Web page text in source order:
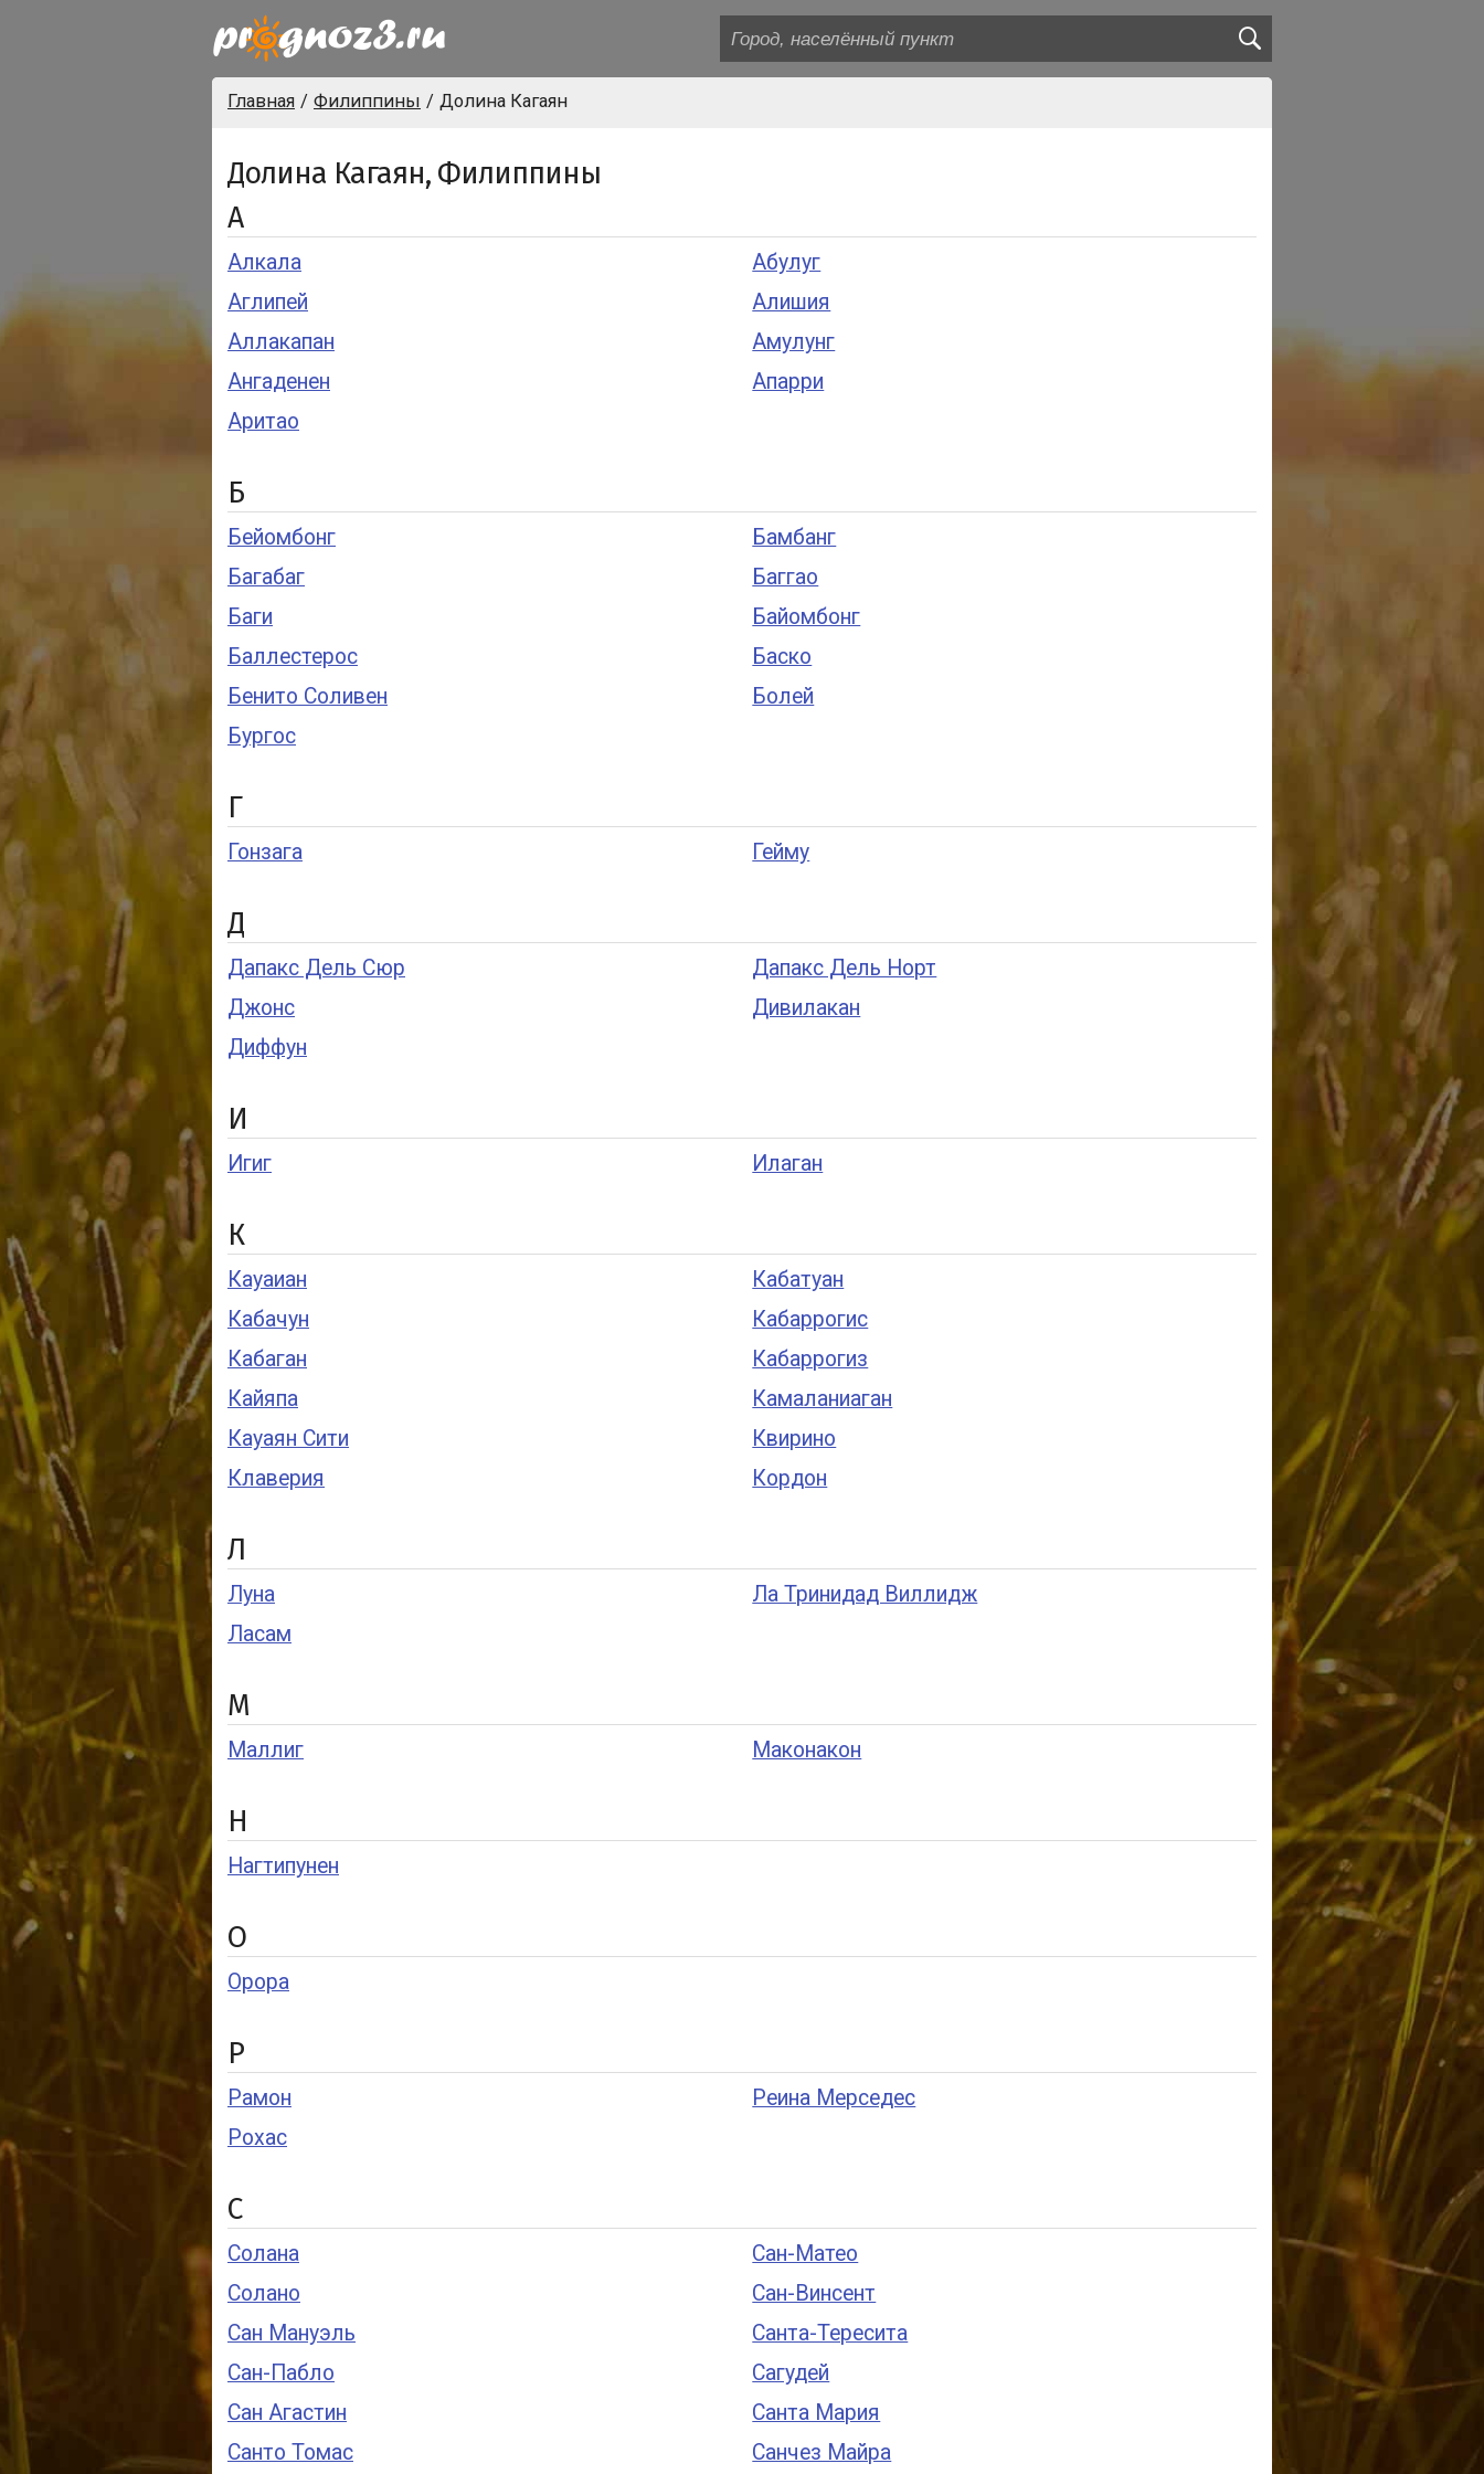
Главная Филиппины Долина Кагаян
Долина Кагаян, Филиппины
А
Алкала
Абулуг
Аглипей
Алишия
Аллакапан
Амулунг
Ангаденен
Апарри
Аритао
Б
Бейомбонг
Бамбанг
Багабаг
Баггао
Баги
Байомбонг
Баллестерос
Баско
Бенито Соливен
Болей
Бургос
Г
Гонзага Гейму
Д
Дапакс Дель Сюр
Дапакс Дель Норт
Джонс
Дивилакан
Диффун
И
Игиг Илаган
К
Кауаиан
Кабатуан
Кабачун
Кабаррогис
Кабаган
Кабаррогиз
Кайяпа
Камаланиаган
Кауаян Сити
Квирино
Клаверия
Кордон
Л
Луна
Ла Тринидад Виллидж
Ласам
М
Маллиг Маконакон
Н
Нагтипунен
О
Орора
Р
Рамон
Реина Мерседес
Рохас
С
Солана
Сан-Матео
Солано
Сан-Винсент
Сан Мануэль
Санта-Тересита
Сан-Пабло
Сагудей
Сан Агастин
Санта Мария
Санто Томас
Санчез Майра